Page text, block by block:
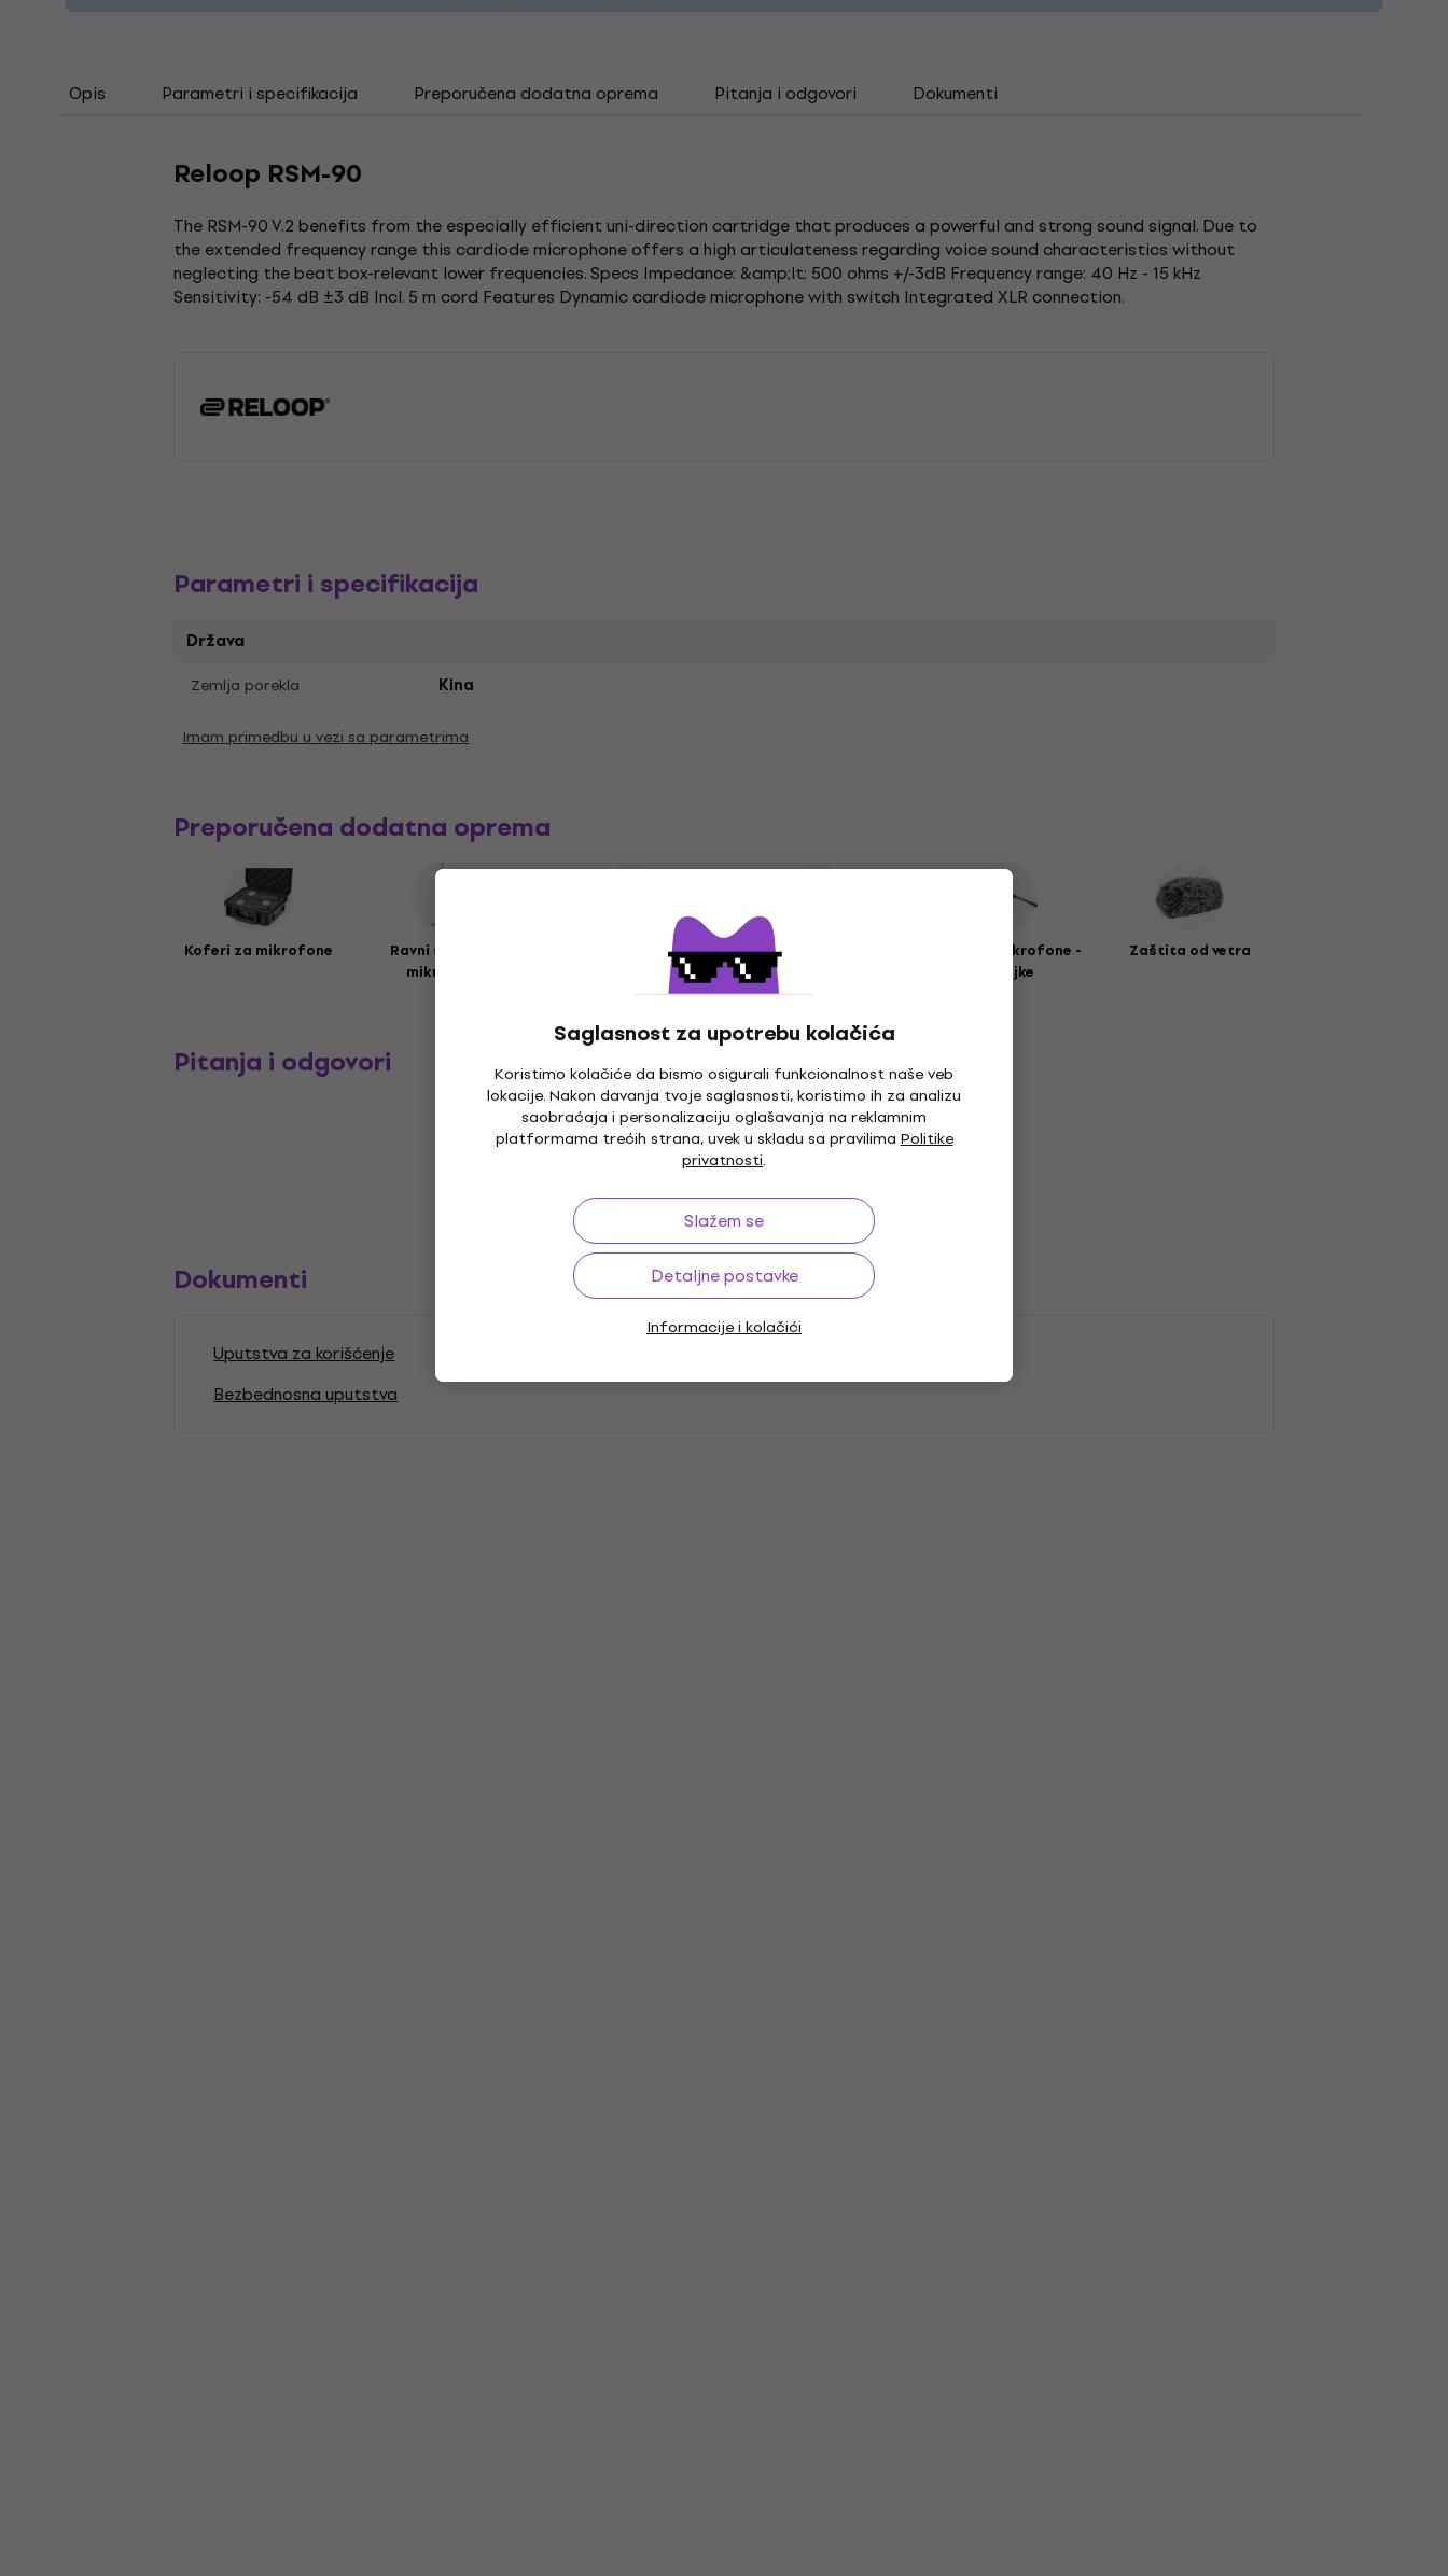
Saglasnost za upotrebu kolačića
Koristimo kolačiće da bismo osigurali funkcionalnost naše veb
lokacije. Nakon davanja tvoje saglasnosti, koristimo ih za analizu
saobraćaja i personalizaciju oglašavanja na reklamnim
platformama trećih strana, uvek u skladu sa pravilima Politike
privatnosti.
Slažem se
Detaljne postavke
Informacije i kolačići
Opis Parametri i specifikacija Preporučena dodatna oprema Pitanja i odgovori Dokumenti
Reloop RSM-90
The RSM-90 V.2 benefits from the especially efficient uni-direction cartridge that produces a powerful and strong sound signal. Due to
the extended frequency range this cardiode microphone offers a high articulateness regarding voice sound characteristics without
neglecting the beat box-relevant lower frequencies. Specs Impedance: &amp;lt; 500 ohms +/-3dB Frequency range: 40 Hz - 15 kHz
Sensitivity: -54 dB ±3 dB Incl. 5 m cord Features Dynamic cardiode microphone with switch Integrated XLR connection.
Parametri i specifikacija
Država
Zemlja porekla Kina
Imam primedbu u vezi sa parametrima
Preporučena dodatna oprema
Koferi za mikrofone
Ravni stalci za
mikrofone
Mikrofonski kablovi Držači za mikrofone
Stalci za mikrofone -
pecaljke
Zaštita od vetra
Pitanja i odgovori
Dokumenti
Uputstva za korišćenje
Bezbednosna uputstva